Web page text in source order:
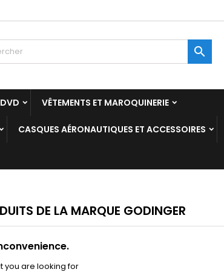

VÊTEMENTS ET MAROQUINERIE
CASQUES AÉRONAUTIQUES ET ACCESSOIRES
DE LA MARQUE GODINGER
you are looking for
list
((cancelText)) ((modalDeleteText))
liste d'envies
Annuler Créer une liste d'envies
connecté pour ajouter des produits à votre liste
Connexion